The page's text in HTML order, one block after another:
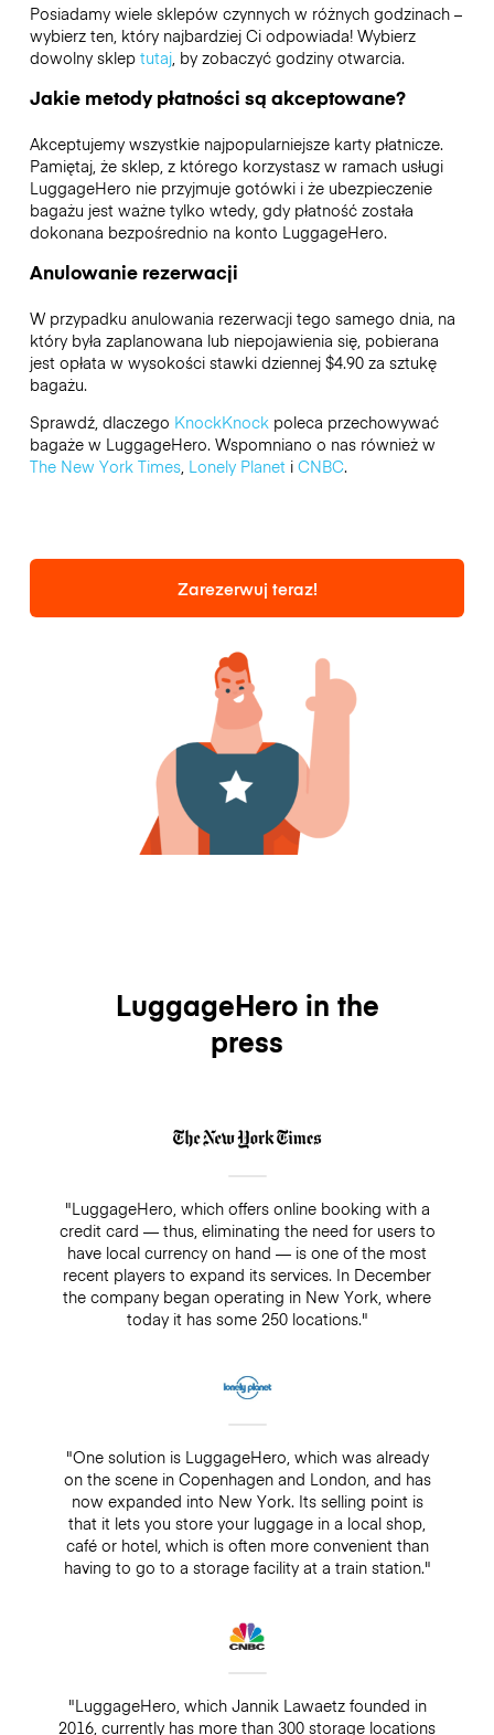
Posiadamy wiele sklepów czynnych w różnych godzinach –
wybierz ten, który najbardziej Ci odpowiada! Wybierz
dowolny sklep tutaj, by zobaczyć godziny otwarcia.
Jakie metody płatności są akceptowane?
Akceptujemy wszystkie najpopularniejsze karty płatnicze.
Pamiętaj, że sklep, z którego korzystasz w ramach usługi
LuggageHero nie przyjmuje gotówki i że ubezpieczenie
bagażu jest ważne tylko wtedy, gdy płatność została
dokonana bezpośrednio na konto LuggageHero.
Anulowanie rezerwacji
W przypadku anulowania rezerwacji tego samego dnia, na
który była zaplanowana lub niepojawienia się, pobierana
jest opłata w wysokości stawki dziennej $4.90 za sztukę
bagażu.
Sprawdź, dlaczego KnockKnockpoleca przechowywać
bagaże w LuggageHero. Wspomniano o nas również w
The New York Times, Lonely Planeti CNBC.
Zarezerwuj teraz!
LuggageHero in the
press
"LuggageHero, which offers online booking with a
credit card — thus, eliminating the need for users to
have local currency on hand — is one of the most
recent players to expand its services. In December
the company began operating in New York, where
today it has some 250 locations."
"One solution is LuggageHero, which was already
on the scene in Copenhagen and London, and has
now expanded into New York. Its selling point is
that it lets you store your luggage in a local shop,
café or hotel, which is often more convenient than
having to go to a storage facility at a train station."
"LuggageHero, which Jannik Lawaetz founded in
2016, currently has more than 300 storage locations